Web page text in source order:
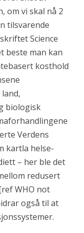
om vi skal nå 2
tilsvarende
Science
beste man kan
kosthold
biologisk
Verdens
kartla helse-
– her ble det
redusert
WHO not
også til at